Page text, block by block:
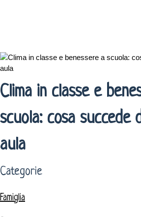
Clima in classe e
scuola: cosa succede
aula
Categorie
Famiglia